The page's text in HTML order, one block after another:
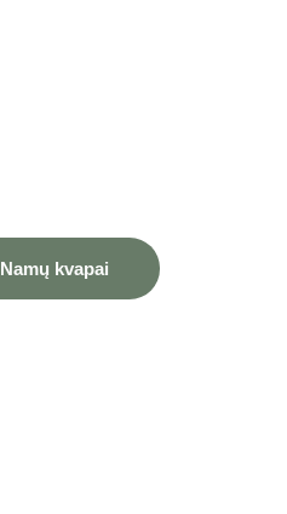
Namų kvapai